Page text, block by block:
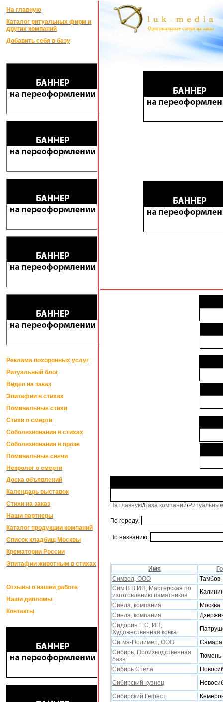
На главную
Каталог ритуальных фирм и
других компаний
Добавить себя в базу
Реклама похоронных услуг
Ритуальный блог
Видео на заказ
Эпитафии в стихах
Поминальные стихи
Стихи о смерти
Соболезнования в стихах
Соболезнования в прозе
Поминальные свечи
Некролог о смерти
Доска объявлений
Календарь выставок
Стихи на заказ
Наши партнеры
Каталог продукции компаний
Список кладбищ Москвы
Крематории России
Эпитафии животным в стихах
Отзывы о нашей работе
Наши дипломы
Контакты
На главную/База компаний/
По городу:
По названию:
Имя
Символ, ООО
Тамбов
Сим В В,ИП, Мастерская по
изготовлению памятников
Сиела, компания
Москва
Сиела, компания
Сидорин Г С, ИП,
Xудожественная ковка
Сигма-Полимер, ООО
Самара
Сибирь, Производственная
база
Тюмень
Сибирь Стела
Сибирский-кузнец
Сибирский Гефест